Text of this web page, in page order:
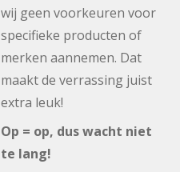
wij geen voorkeuren voor
specifieke producten of
merken aannemen. Dat
maakt de verrassing juist
extra leuk!
Op = op, dus wacht niet
te lang!